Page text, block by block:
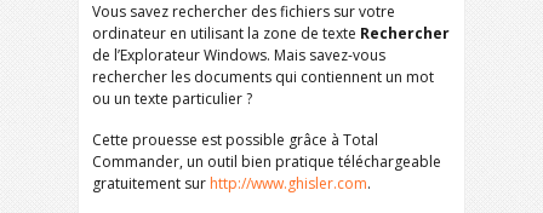
Vous savez rechercher des fichiers sur votre
ordinateur en utilisant la zone de texte Rechercher
de l’Explorateur Windows. Mais savez-vous
rechercher les documents qui contiennent un mot
ou un texte particulier ?
Cette prouesse est possible grâce à Total
Commander, un outil bien pratique téléchargeable
gratuitement sur http://www.ghisler.com.